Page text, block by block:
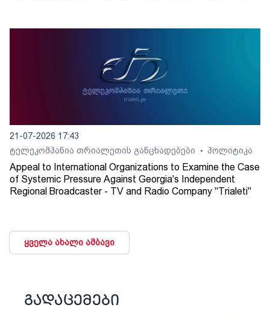
21-07-2026 17:43
ტელეკომპანია თრიალეთის განცხადებები
• პოლიტიკა
Appeal to International Organizations to Examine the Case
of Systemic Pressure Against Georgia's Independent
Regional Broadcaster - TV and Radio Company "Trialeti"
ყველა ახალი ამბავი
გადაცემები